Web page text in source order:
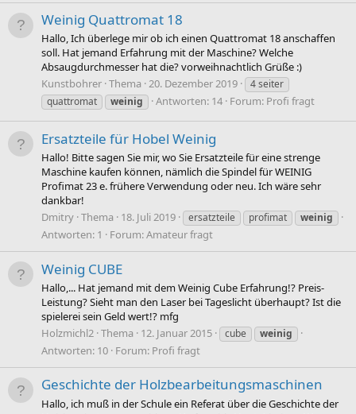
Weinig Quattromat 18
Hallo, Ich überlege mir ob ich einen Quattromat 18 anschaffen
soll. Hat jemand Erfahrung mit der Maschine? Welche
Absaugdurchmesser hat die? vorweihnachtlich Grüße :)
Kunstbohrer Thema 20. Dezember 2019
4 seiter
quattromat
weinig Antworten: 14 Forum: Profi fragt
Ersatzteile für Hobel Weinig
Hallo! Bitte sagen Sie mir, wo Sie Ersatzteile für eine strenge
Maschine kaufen können, nämlich die Spindel für WEINIG
Profimat 23 e. frühere Verwendung oder neu. Ich wäre sehr
dankbar!
Dmitry Thema 18. Juli 2019 ersatzteile profimat weinig
Antworten: 1 Forum:Amateur fragt
Weinig CUBE
Hallo,... Hat jemand mit dem Weinig Cube Erfahrung!? Preis-
Leistung? Sieht man den Laser bei Tageslicht überhaupt? Ist die
spielerei sein Geld wert!? mfg
Holzmichl2 Thema 12. Januar 2015 cube weinig
Antworten: 10 Forum: Profi fragt
Geschichte der Holzbearbeitungsmaschinen
Hallo, ich muß in der Schule ein Referat über die Geschichte der